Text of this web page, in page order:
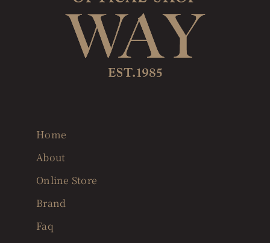
Home
About
Online Store
Brand
Faq